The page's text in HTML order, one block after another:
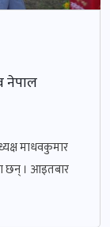
नेपाल
माधवकुमार
छन् । आइतबार